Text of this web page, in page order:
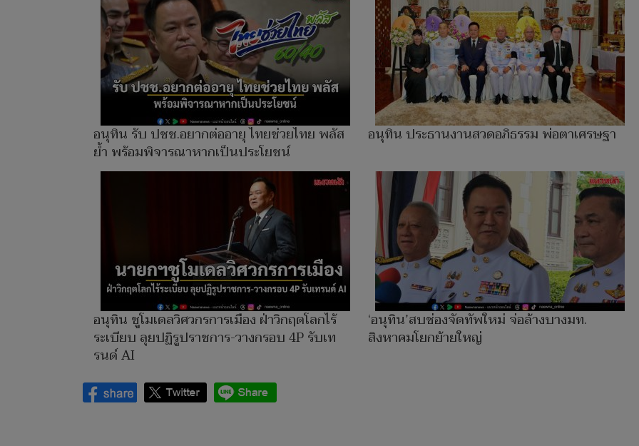
อนุทิน รับ ปชช.อยากต่ออายุ ไทยช่วยไทย พลัส
ย้ำ พร้อมพิจารณาหากเป็นประโยชน์
อนุทิน ประธานงานสวดอภิธรรม พ่อตาเศรษฐา
อนุทิน ชูโมเดลวิศวกรการเมือง ฝ่าวิกฤตโลกไร้
ระเบียบ ลุยปฏิรูปราชการ-วางกรอบ 4P รับเท
รนด์ AI
‘อนุทิน’สบช่องจัดทัพใหม่ จ่อล้างบางมท.
สิงหาคมโยกย้ายใหญ่